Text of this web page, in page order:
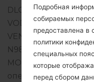
DLG, TELENOR,
VODAFONE
VENTELO). Продукт
N986BXXS4FVEA и
MODEM версия
операционной
Подробная
собираемых
предоставлена в
политики
специальных
которые
перед сбором